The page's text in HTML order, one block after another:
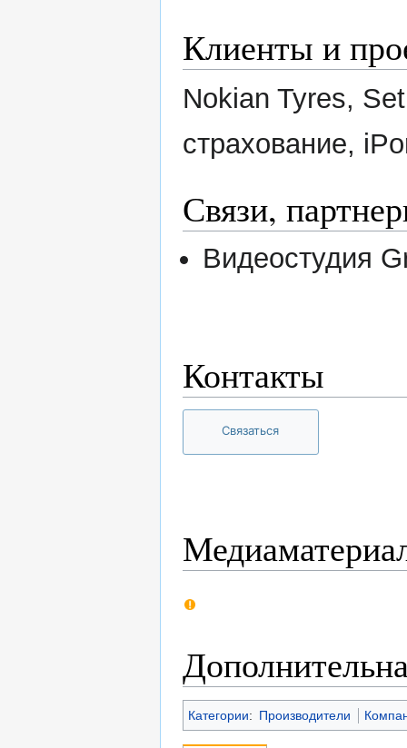
Клиенты и
Nokian Tyres,
страхование,
Связи,
Видеостудия
Контакты
Связаться
Категории: Производители